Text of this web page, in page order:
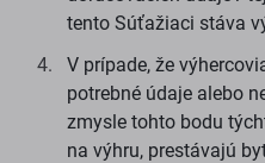
tento Súťažiaci stáva
V prípade, že
potrebné údaje alebo
zmysle tohto bodu
na výhru, prestávajú